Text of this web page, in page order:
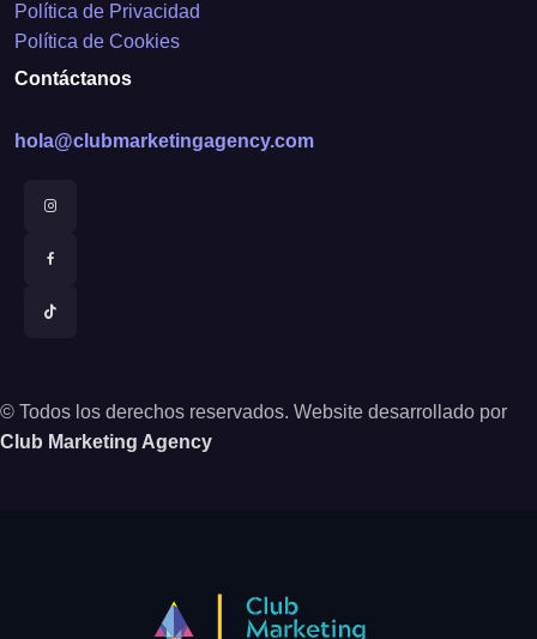
Política de Privacidad
Política de Cookies
Contáctanos
hola@clubmarketingagency.com
© Todos los derechos reservados. Website desarrollado por
Club Marketing Agency